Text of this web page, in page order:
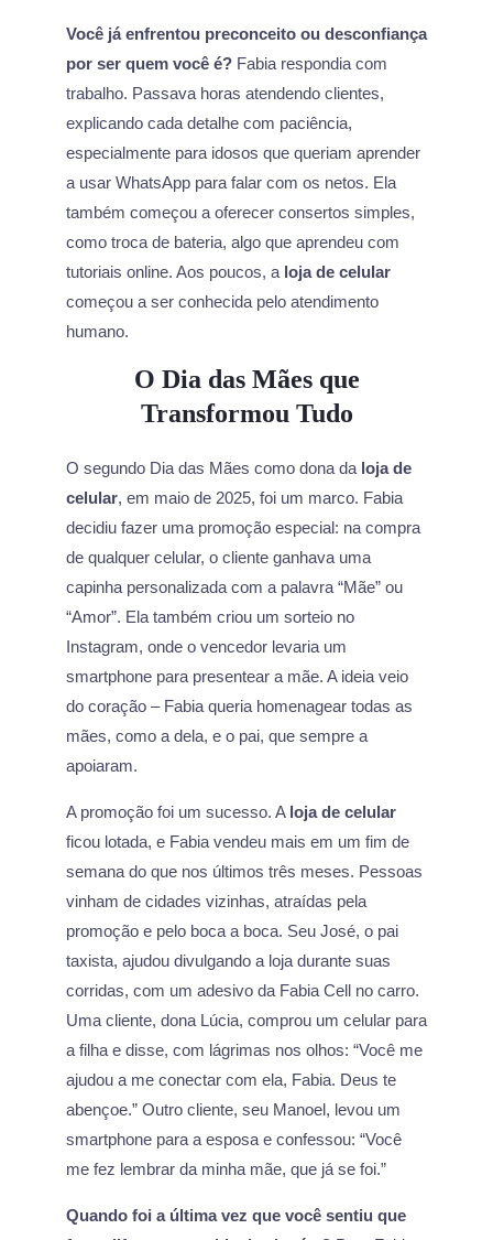
Você já enfrentou preconceito ou desconfiança
por ser quem você é? Fabia respondia com
trabalho. Passava horas atendendo clientes,
explicando cada detalhe com paciência,
especialmente para idosos que queriam aprender
a usar WhatsApp para falar com os netos. Ela
também começou a oferecer consertos simples,
como troca de bateria, algo que aprendeu com
tutoriais online. Aos poucos, a loja de celular
começou a ser conhecida pelo atendimento
humano.
O Dia das Mães que
Transformou Tudo
O segundo Dia das Mães como dona da loja de
celular, em maio de 2025, foi um marco. Fabia
decidiu fazer uma promoção especial: na compra
de qualquer celular, o cliente ganhava uma
capinha personalizada com a palavra “Mãe” ou
“Amor”. Ela também criou um sorteio no
Instagram, onde o vencedor levaria um
smartphone para presentear a mãe. A ideia veio
do coração – Fabia queria homenagear todas as
mães, como a dela, e o pai, que sempre a
apoiaram.
A promoção foi um sucesso. A loja de celular
ficou lotada, e Fabia vendeu mais em um fim de
semana do que nos últimos três meses. Pessoas
vinham de cidades vizinhas, atraídas pela
promoção e pelo boca a boca. Seu José, o pai
taxista, ajudou divulgando a loja durante suas
corridas, com um adesivo da Fabia Cell no carro.
Uma cliente, dona Lúcia, comprou um celular para
a filha e disse, com lágrimas nos olhos: “Você me
ajudou a me conectar com ela, Fabia. Deus te
abençoe.” Outro cliente, seu Manoel, levou um
smartphone para a esposa e confessou: “Você
me fez lembrar da minha mãe, que já se foi.”
Quando foi a última vez que você sentiu que